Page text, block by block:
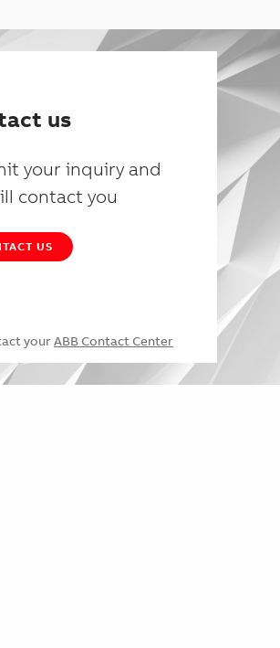
us
your inquiry and
contact you
US
your ABB Contact Center